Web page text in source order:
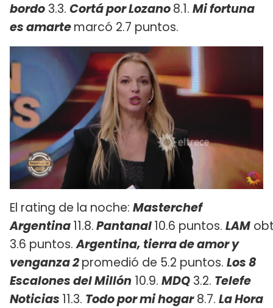
bordo 3.3. Cortá por Lozano8.1. Mi fortuna
es amartemarcó 2.7 puntos.
El rating de la noche: Masterchef
Argentina11.8.Pantanal10.6 puntos. LAM
3.6 puntos.Argentina, tierra de amor y
venganza 2promedió de 5.2 puntos. Los 8
Escalones del Millón 10.9. MDQ 3.2. Telefe
Noticias 11.3. Todo por mi hogar8.7. La Hora